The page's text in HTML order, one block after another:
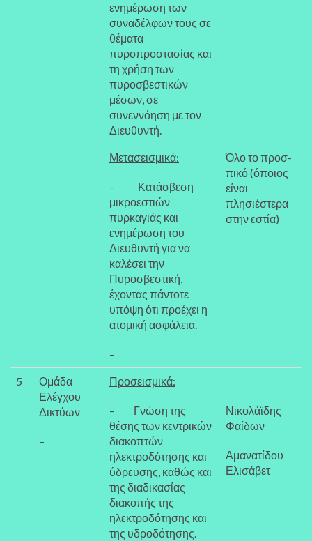
ενημέρωση των
συναδέλφων τους σε
θέματα
πυροπροστασίας και
τη χρήση των
πυροσβεστικών
μέσων, σε
συνεννόηση με τον
Διευθυντή.
Μετασεισμικά:
– Κατάσβεση
μικροεστιών
πυρκαγιάς και
ενημέρωση του
Διευθυντή για να
καλέσει την
Πυροσβεστική,
έχοντας πάντοτε
υπόψη ότι προέχει η
ατομική ασφάλεια.
–
Όλο το προσ-
πικό (όποιος
είναι
πλησιέστερα
στην εστία)
5
Ομάδα
Ελέγχου
Δικτύων
–
Προσεισμικά:
– Γνώση της
θέσης των κεντρικών
διακοπτών
ηλεκτροδότησης και
ύδρευσης, καθώς και
της διαδικασίας
διακοπής της
ηλεκτροδότησης και
της υδροδότησης.
Νικολάϊδης
Φαίδων
Αμανατίδου
Ελισάβετ